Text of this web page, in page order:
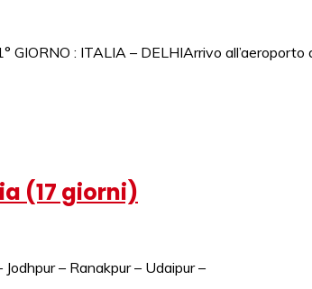
: ITALIA – DELHIArrivo all’aeroporto
(17 giorni)
– Ranakpur – Udaipur –